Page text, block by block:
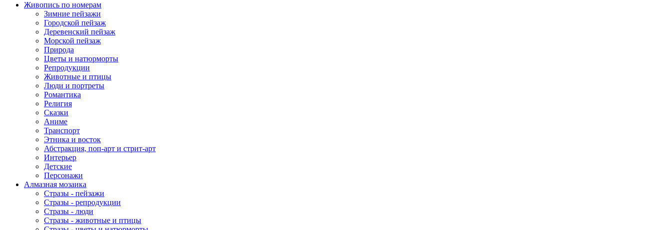
Живопись по номерам
Зимние пейзажи
Городской пейзаж
Деревенский пейзаж
Морской пейзаж
Природа
Цветы и натюрморты
Репродукции
Животные и птицы
Люди и портреты
Романтика
Религия
Сказки
Аниме
Транспорт
Этника и восток
Абстракция, поп-арт и стрит-арт
Интерьер
Детские
Персонажи
Алмазная мозаика
Стразы - пейзажи
Стразы - репродукции
Стразы - люди
Стразы - животные и птицы